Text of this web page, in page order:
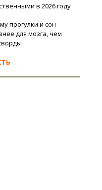
в 2026 году
прогулки и сон
для мозга, чем